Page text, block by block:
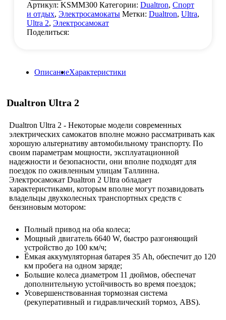
Артикул: KSMM300 Категории: Dualtron, Спорт
и отдых, Электросамокаты Метки: Dualtron, Ultra,
Ultra 2, Электросамокат
Поделиться:
ОписаниеХарактеристики
Dualtron Ultra 2
Dualtron Ultra 2 - Некоторые модели современных
электрических самокатов вполне можно рассматривать как
хорошую альтернативу автомобильному транспорту. По
своим параметрам мощности, эксплуатационной
надежности и безопасности, они вполне подходят для
поездок по оживленным улицам Таллинна.
Электросамокат Dualtron 2 Ultra обладает
характеристиками, которым вполне могут позавидовать
владельцы двухколесных транспортных средств с
бензиновым мотором:
Полный привод на оба колеса;
Мощный двигатель 6640 W, быстро разгоняющий
устройство до 100 км/ч;
Ёмкая аккумуляторная батарея 35 Ah, обеспечит до 120
км пробега на одном заряде;
Большие колеса диаметром 11 дюймов, обеспечат
дополнительную устойчивость во время поездок;
Усовершенствованная тормозная система
(рекуперативный и гидравлический тормоз, ABS).